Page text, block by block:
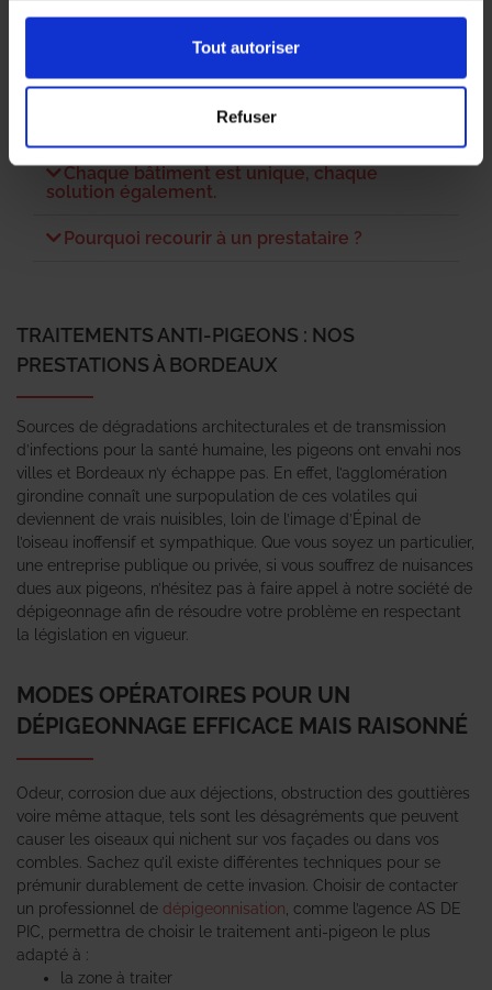
Tout autoriser
Refuser
Combien coûte une prestation ?
Pourquoi se débarrasser des pigeons ?
Qu’est-ce que le dépigeonnage ?
Chaque bâtiment est unique, chaque
solution également.
Pourquoi recourir à un prestataire ?
TRAITEMENTS ANTI-PIGEONS : NOS
PRESTATIONS À BORDEAUX
Sources de dégradations architecturales et de transmission
d’infections pour la santé humaine, les pigeons ont envahi nos
villes et Bordeaux n’y échappe pas. En effet, l’agglomération
girondine connaît une surpopulation de ces volatiles qui
deviennent de vrais nuisibles, loin de l’image d’Épinal de
l’oiseau inoffensif et sympathique. Que vous soyez un particulier,
une entreprise publique ou privée, si vous souffrez de nuisances
dues aux pigeons, n’hésitez pas à faire appel à notre société de
dépigeonnage afin de résoudre votre problème en respectant
la législation en vigueur.
MODES OPÉRATOIRES POUR UN
DÉPIGEONNAGE EFFICACE MAIS RAISONNÉ
Odeur, corrosion due aux déjections, obstruction des gouttières
voire même attaque, tels sont les désagréments que peuvent
causer les oiseaux qui nichent sur vos façades ou dans vos
combles. Sachez qu’il existe différentes techniques pour se
prémunir durablement de cette invasion. Choisir de contacter
un professionnel de dépigeonnisation , comme l’agence AS DE
PIC, permettra de choisir le traitement anti-pigeon le plus
adapté à :
la zone à traiter